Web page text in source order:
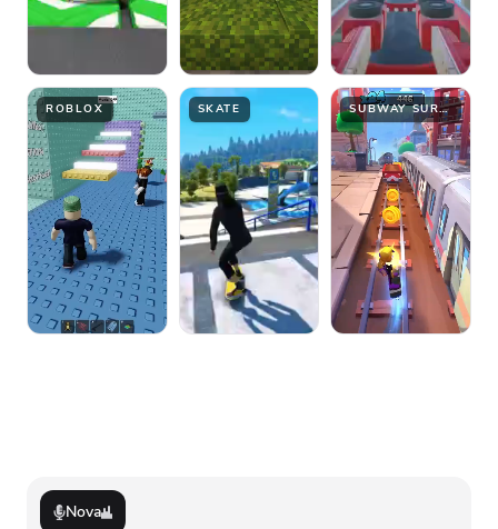
ROBLOX SKATE SUBWAY SURFER
Nova